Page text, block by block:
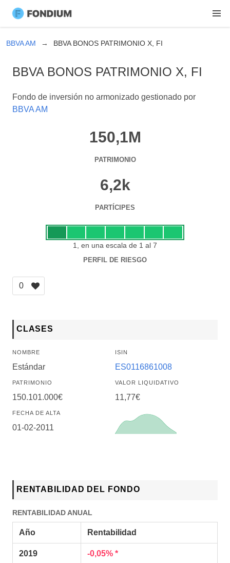
BBVA AM BBVA BONOS PATRIMONIO X, FI
BBVA BONOS PATRIMONIO X, FI
Fondo de inversión no armonizado gestionado por
BBVA AM
150,1M
PATRIMONIO
6,2k
PARTÍCIPES
1, en una escala de 1 al 7
PERFIL DE RIESGO
0
CLASES
NOMBRE
Estándar
ISIN
ES0116861008
PATRIMONIO
150.101.000€
VALOR LIQUIDATIVO
11,77€
FECHA DE ALTA
01-02-2011
RENTABILIDAD DEL FONDO
RENTABILIDAD ANUAL
Año Rentabilidad
2019 -0,05% *